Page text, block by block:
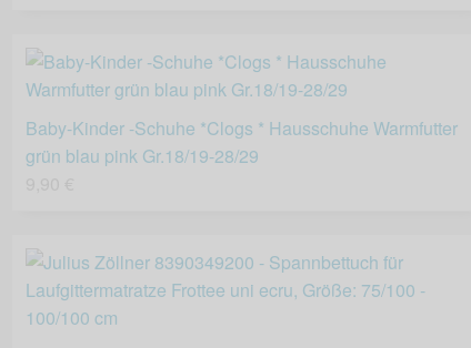
Baby-Kinder -Schuhe *Clogs * Hausschuhe Warmfutter
grün blau pink Gr.18/19-28/29